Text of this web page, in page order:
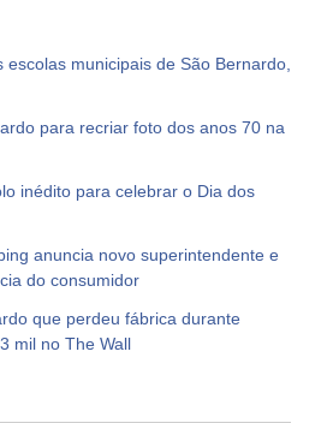
municipais de São Bernardo,
para recriar foto dos anos 70 na
inédito para celebrar o Dia dos
anuncia novo superintendente e
do consumidor
que perdeu fábrica durante
mil no The Wall